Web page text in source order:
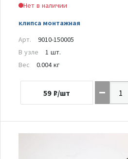
Нет в наличии
клипса монтажная
Арт.
9010-150005
В узле
1 шт.
Вес
0.004 кг
59 ₽/шт